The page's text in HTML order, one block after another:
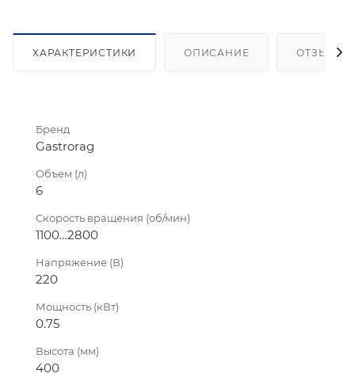
ХАРАКТЕРИСТИКИ ОПИСАНИЕ ОТЗЫВЫ
Бренд
Gastrorag
Объем (л)
6
Скорость вращения (об/мин)
1100…2800
Напряжение (В)
220
Мощность (кВт)
0.75
Высота (мм)
400